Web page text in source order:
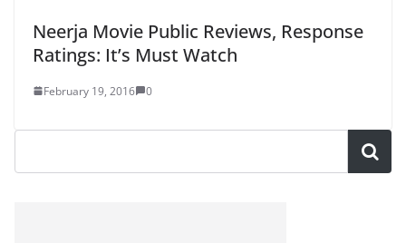
Neerja Movie Public Reviews, Response
Ratings: It’s Must Watch
February 19, 2016 0